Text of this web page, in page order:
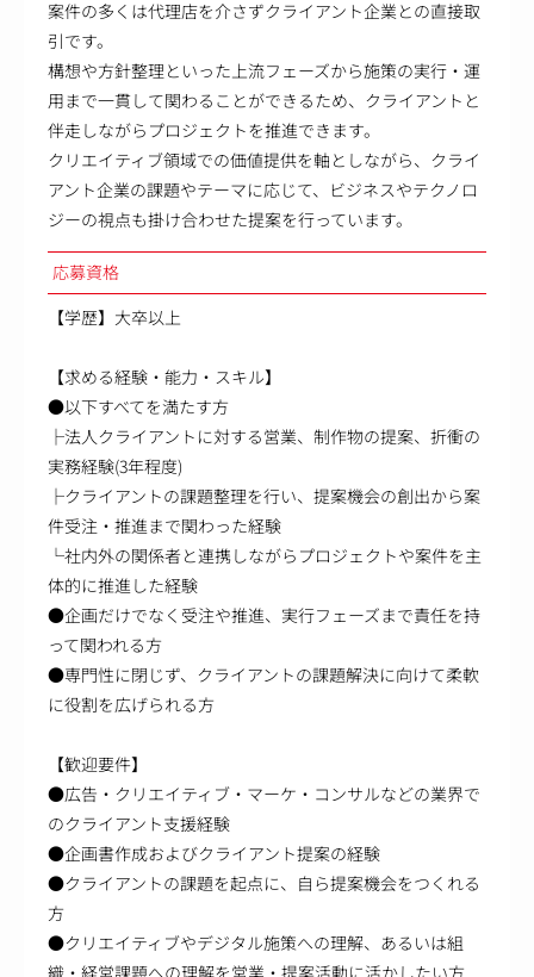
案件の多くは代理店を介さずクライアント企業との直接取
引です。
構想や方針整理といった上流フェーズから施策の実行・運
用まで一貫して関わることができるため、クライアントと
伴走しながらプロジェクトを推進できます。
クリエイティブ領域での価値提供を軸としながら、クライ
アント企業の課題やテーマに応じて、ビジネスやテクノロ
ジーの視点も掛け合わせた提案を行っています。
応募資格
【学歴】大卒以上
【求める経験・能力・スキル】
●以下すべてを満たす方
├法人クライアントに対する営業、制作物の提案、折衝の
実務経験(3年程度)
├クライアントの課題整理を行い、提案機会の創出から案
件受注・推進まで関わった経験
└社内外の関係者と連携しながらプロジェクトや案件を主
体的に推進した経験
●企画だけでなく受注や推進、実行フェーズまで責任を持
って関われる方
●専門性に閉じず、クライアントの課題解決に向けて柔軟
に役割を広げられる方
【歓迎要件】
●広告・クリエイティブ・マーケ・コンサルなどの業界で
のクライアント支援経験
●企画書作成およびクライアント提案の経験
●クライアントの課題を起点に、自ら提案機会をつくれる
方
●クリエイティブやデジタル施策への理解、あるいは組
織・経営課題への理解を営業・提案活動に活かしたい方